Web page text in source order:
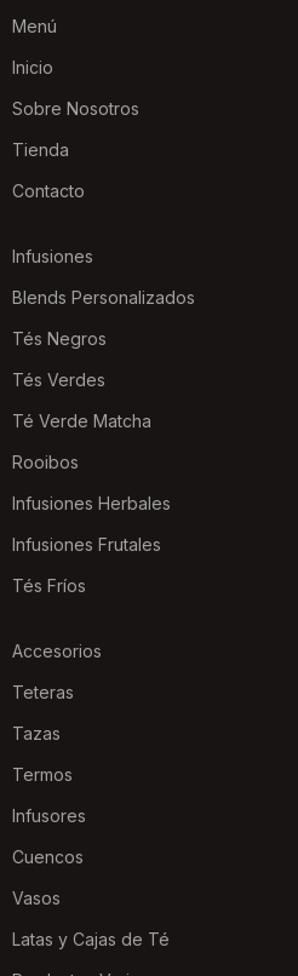
Menú
Inicio
Sobre Nosotros
Tienda
Contacto
Infusiones
Blends Personalizados
Tés Negros
Tés Verdes
Té Verde Matcha
Rooibos
Infusiones Herbales
Infusiones Frutales
Tés Fríos
Accesorios
Teteras
Tazas
Termos
Infusores
Cuencos
Vasos
Latas y Cajas de Té